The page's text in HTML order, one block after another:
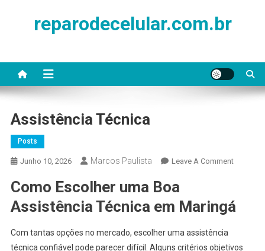
reparodecelular.com.br
Assistência Técnica
Posts
Junho 10, 2026 Marcos Paulista Leave A CommentOn
Como Escolher uma Boa
Assistência Técnica em Maringá
Com tantas opções no mercado, escolher uma assistência
técnica confiável pode parecer difícil. Alguns critérios objetivos